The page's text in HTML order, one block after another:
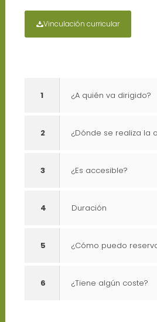
Vinculación curricular
1 ¿A quién va dirigido?
2 ¿Dónde se realiza la
3 ¿Es accesible?
4 Duración
5 ¿Cómo puedo
6 ¿Tiene algún coste?